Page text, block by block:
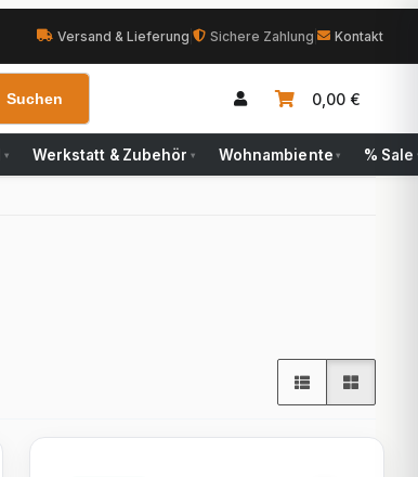
Versand & Lieferung Sichere Zahlung Kontakt
Suchen 0,00 €
▾ Werkstatt & Zubehör ▾ Wohnambiente ▾ % Sale